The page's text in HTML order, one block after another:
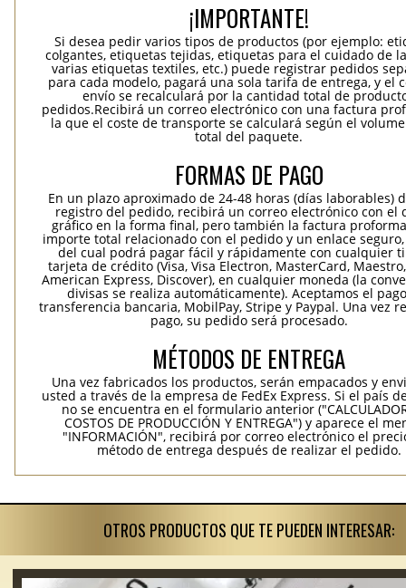
¡IMPORTANTE!
Si desea pedir varios tipos de productos (por ejemplo:
colgantes, etiquetas tejidas, etiquetas para el cuidado de
varias etiquetas textiles, etc.) puede registrar pedidos
para cada modelo, pagará una sola tarifa de entrega, y el
envío se recalculará por la cantidad total de
pedidos.Recibirá un correo electrónico con una factura
la que el coste de transporte se calculará según el
total del paquete.
FORMAS DE PAGO
En un plazo aproximado de 24-48 horas (días laborables)
registro del pedido, recibirá un correo electrónico con el
gráfico en la forma final, pero también la factura
importe total relacionado con el pedido y un enlace
del cual podrá pagar fácil y rápidamente con cualquier
tarjeta de crédito (Visa, Visa Electron, MasterCard,
American Express, Discover), en cualquier moneda (la
divisas se realiza automáticamente). Aceptamos el
transferencia bancaria, MobilPay, Stripe y Paypal. Una vez
pago, su pedido será procesado.
MÉTODOS DE ENTREGA
Una vez fabricados los productos, serán empacados y
usted a través de la empresa de FedEx Express. Si el país
no se encuentra en el formulario anterior
COSTOS DE PRODUCCIÓN Y ENTREGA") y aparece el
"INFORMACIÓN", recibirá por correo electrónico el
método de entrega después de realizar el pedido.
OTROS PRODUCTOS QUE TE PUEDEN INTERESAR: